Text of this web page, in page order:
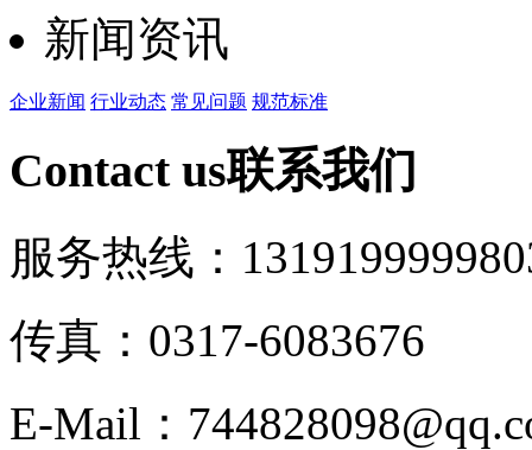
新闻资讯
企业新闻 行业动态 常见问题 规范标准
Contact us联系我们
服务热线：13191999998
传真：0317-6083676
E-Mail：